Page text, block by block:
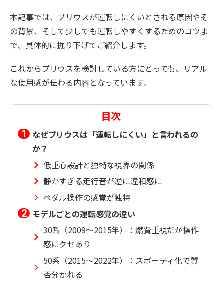
本記事では、プリウスが運転しにくいとされる原因やそ
の背景、そして少しでも運転しやすくするためのコツま
で、具体的に掘り下げてご紹介します。
これからプリウスを検討している方にとっても、リアル
な使用感が伝わる内容となっています。
目次
なぜプリウスは「運転しにくい」と言われるの
か？
低重心設計と独特な視界の関係
静かすぎる走行音が逆に違和感に
ペダル操作の感覚が独特
モデルごとの運転感覚の違い
30系（2009〜2015年）：燃費重視だが操作
感にクセあり
50系（2015〜2022年）：スポーティ化で賛
否分かれる